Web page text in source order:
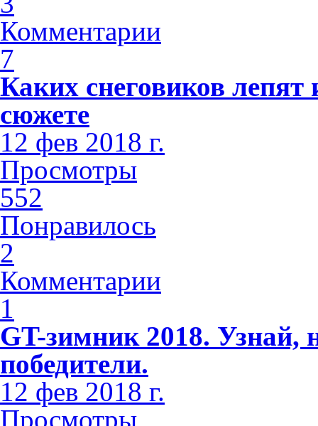
Комментарии
7
Каких снеговиков
сюжете
12 фев 2018 г.
Просмотры
552
Понравилось
2
Комментарии
1
GT-зимник 2018. Узнай,
победители.
12 фев 2018 г.
Просмотры